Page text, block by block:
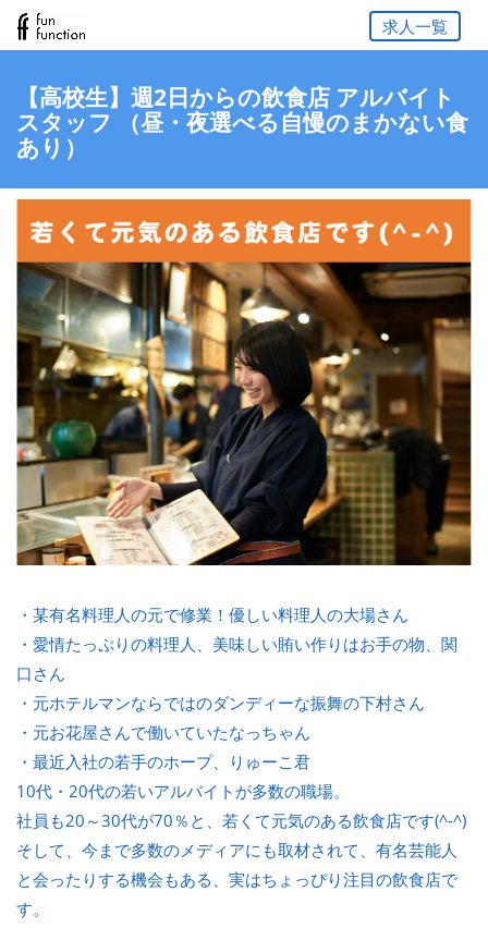
求人一覧
【高校生】週2日からの飲食店 アルバイト
スタッフ （昼・夜選べる自慢のまかない食
あり）
・某有名料理人の元で修業！優しい料理人の大場さん
・愛情たっぷりの料理人、美味しい賄い作りはお手の物、関
口さん
・元ホテルマンならではのダンディーな振舞の下村さん
・元お花屋さんで働いていたなっちゃん
・最近入社の若手のホープ、りゅーこ君
10代・20代の若いアルバイトが多数の職場。
社員も20～30代が70％と、若くて元気のある飲食店です(^-^)
そして、今まで多数のメディアにも取材されて、有名芸能人
と会ったりする機会もある、実はちょっぴり注目の飲食店で
す。